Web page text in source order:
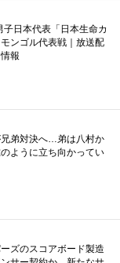
子日本代表「日本生命カ
ンゴル代表戦｜放送配
報
弟対決へ…弟は八村か
ように立ち向かってい
ズのスコアボード製造